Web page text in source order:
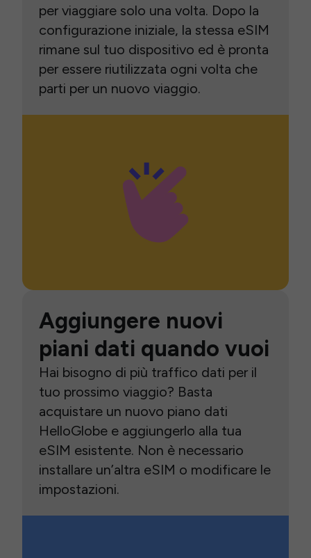
per viaggiare solo una volta. Dopo la
configurazione iniziale, la stessa eSIM
rimane sul tuo dispositivo ed è pronta
per essere riutilizzata ogni volta che
parti per un nuovo viaggio.
Aggiungere nuovi
piani dati quando vuoi
Hai bisogno di più traffico dati per il
tuo prossimo viaggio? Basta
acquistare un nuovo piano dati
HelloGlobe e aggiungerlo alla tua
eSIM esistente. Non è necessario
installare un’altra eSIM o modificare le
impostazioni.